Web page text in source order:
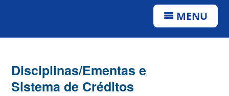
MENU
Disciplinas/Ementas e
Sistema de Créditos